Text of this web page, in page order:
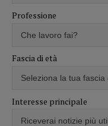
Professione
Fascia di età
Interesse principale